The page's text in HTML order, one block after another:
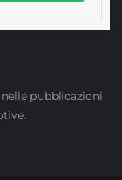
pubblicazioni